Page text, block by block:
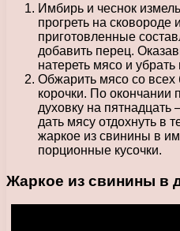
Имбирь и чеснок
прогреть на сковороде
приготовленные
добавить перец.
натереть мясо и
Обжарить мясо со всех
корочки. По окончании
духовку на
дать мясу отдохнуть в
жаркое из свинины в
порционные кусочки.
Жаркое из свинины в